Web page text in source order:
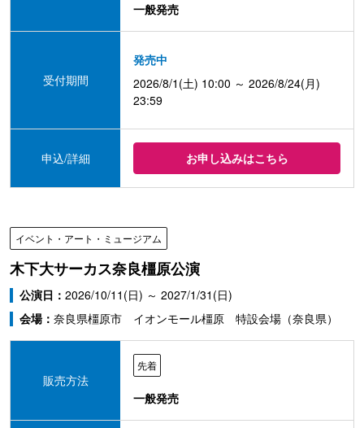
一般発売
受付期間
発売中
2026/8/1(土) 10:00 ～ 2026/8/24(月)
23:59
申込/詳細 お申し込みはこちら
イベント・アート・ミュージアム
木下大サーカス奈良橿原公演
公演日： 2026/10/11(日) ～ 2027/1/31(日)
会場： 奈良県橿原市 イオンモール橿原 特設会場（奈良県）
販売方法
先着
一般発売